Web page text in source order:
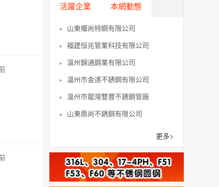
活躍企業 本網動態
山東權尚特鋼有限公司
福建恒兆管業科技有限公司
溫州錦通鋼業有限公司
溫州市金達不銹鋼有限公司
溫州市龍灣雙豐不銹鋼管廠
山東鼎尚不銹鋼有限公司
溫州青卓不銹鋼有限公司
溫州常順不銹鋼有限公司
溫州市集強管業有限公司
更多>